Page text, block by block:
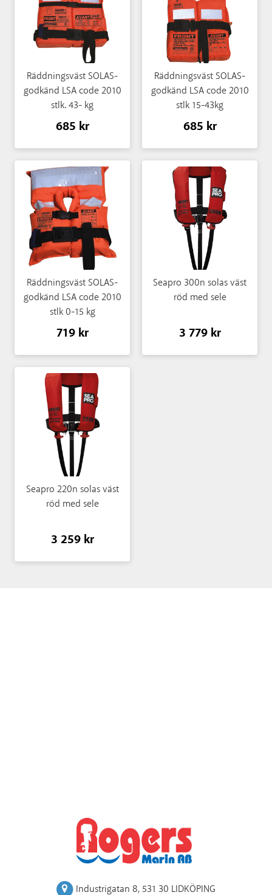
Räddningsväst SOLAS-
godkänd LSA code 2010
stlk. 43- kg
685 kr
Räddningsväst SOLAS-
godkänd LSA code 2010
stlk 15-43kg
685 kr
Räddningsväst SOLAS-
godkänd LSA code 2010
stlk 0-15 kg
719 kr
Seapro 300n solas väst
röd med sele
3 779 kr
Seapro 220n solas väst
röd med sele
3 259 kr
Industrigatan 8, 531 30 LIDKÖPING